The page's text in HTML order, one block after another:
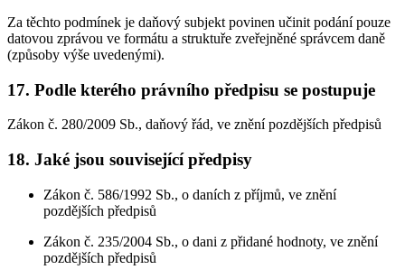
Za těchto podmínek je daňový subjekt povinen učinit podání pouze
datovou zprávou ve formátu a struktuře zveřejněné správcem daně
(způsoby výše uvedenými).
17. Podle kterého právního předpisu se postupuje
Zákon č. 280/2009 Sb., daňový řád, ve znění pozdějších předpisů
18. Jaké jsou související předpisy
Zákon č. 586/1992 Sb., o daních z příjmů, ve znění
pozdějších předpisů
Zákon č. 235/2004 Sb., o dani z přidané hodnoty, ve znění
pozdějších předpisů